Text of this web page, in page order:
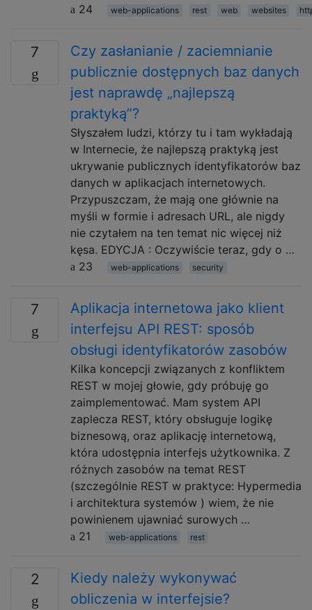
24
web-applications rest web websites
7
Czy zasłanianie / zaciemnianie
publicznie dostępnych baz danych
jest naprawdę „najlepszą
praktyką”?
Słyszałem ludzi, którzy tu i tam wykładają
w Internecie, że najlepszą praktyką jest
ukrywanie publicznych identyfikatorów baz
danych w aplikacjach internetowych.
Przypuszczam, że mają one głównie na
myśli w formie i adresach URL, ale nigdy
nie czytałem na ten temat nic więcej niż
kęsa. EDYCJA : Oczywiście teraz, gdy o …
23
web-applications security
7
Aplikacja internetowa jako klient
interfejsu API REST: sposób
obsługi identyfikatorów zasobów
Kilka koncepcji związanych z konfliktem
REST w mojej głowie, gdy próbuję go
zaimplementować. Mam system API
zaplecza REST, który obsługuje logikę
biznesową, oraz aplikację internetową,
która udostępnia interfejs użytkownika. Z
różnych zasobów na temat REST
(szczególnie REST w praktyce: Hypermedia
i architektura systemów ) wiem, że nie
powinienem ujawniać surowych …
21
web-applications rest
2
Kiedy należy wykonywać
obliczenia w interfejsie?